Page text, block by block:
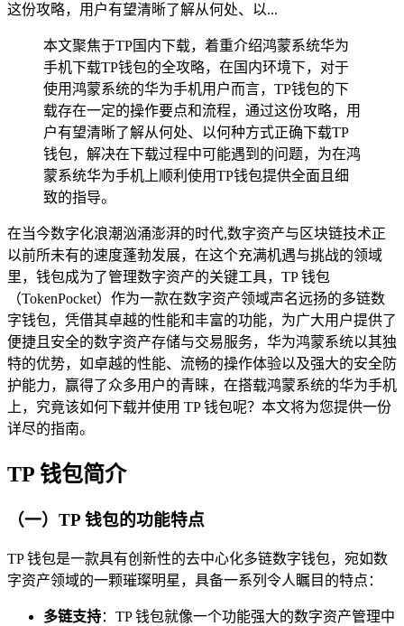
这份攻略，用户有望清晰了解从何处、以...
本文聚焦于TP国内下载，着重介绍鸿蒙系统华为
手机下载TP钱包的全攻略，在国内环境下，对于
使用鸿蒙系统的华为手机用户而言，TP钱包的下
载存在一定的操作要点和流程，通过这份攻略，用
户有望清晰了解从何处、以何种方式正确下载TP
钱包，解决在下载过程中可能遇到的问题，为在鸿
蒙系统华为手机上顺利使用TP钱包提供全面且细
致的指导。
在当今数字化浪潮汹涌澎湃的时代,数字资产与区块链技术正
以前所未有的速度蓬勃发展，在这个充满机遇与挑战的领域
里，钱包成为了管理数字资产的关键工具，TP 钱包
（TokenPocket）作为一款在数字资产领域声名远扬的多链数
字钱包，凭借其卓越的性能和丰富的功能，为广大用户提供了
便捷且安全的数字资产存储与交易服务，华为鸿蒙系统以其独
特的优势，如卓越的性能、流畅的操作体验以及强大的安全防
护能力，赢得了众多用户的青睐，在搭载鸿蒙系统的华为手机
上，究竟该如何下载并使用 TP 钱包呢？本文将为您提供一份
详尽的指南。
TP 钱包简介
（一）TP 钱包的功能特点
TP 钱包是一款具有创新性的去中心化多链数字钱包，宛如数
字资产领域的一颗璀璨明星，具备一系列令人瞩目的特点：
多链支持：TP 钱包就像一个功能强大的数字资产管理中